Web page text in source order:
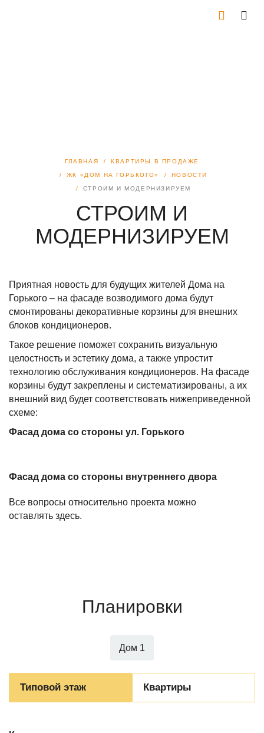
ГЛАВНАЯ КВАРТИРЫ В ПРОДАЖЕ
ЖК «ДОМ НА ГОРЬКОГО» НОВОСТИ
СТРОИМ И МОДЕРНИЗИРУЕМ
СТРОИМ И
МОДЕРНИЗИРУЕМ
Приятная новость для будущих жителей Дома на
Горького – на фасаде возводимого дома будут
смонтированы декоративные корзины для внешних
блоков кондиционеров.
Такое решение поможет сохранить визуальную
целостность и эстетику дома, а также упростит
технологию обслуживания кондиционеров. На фасаде
корзины будут закреплены и систематизированы, а их
внешний вид будет соответствовать нижеприведенной
схеме:
Фасад дома со стороны ул. Горького
Фасад дома со стороны внутреннего двора
Все вопросы относительно проекта можно
оставлять здесь.
Планировки
Дом 1
Типовой этаж Квартиры